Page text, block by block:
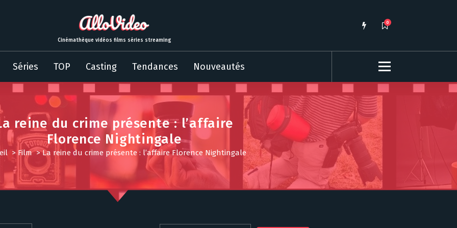
Cinémathèque vidéos films séries streaming
0
Séries TOP Casting Tendances Nouveautés
reine du crime présente : l’affaire
Florence Nightingale
> Film>La reine du crime présente : l’affaire Florence Nightingale